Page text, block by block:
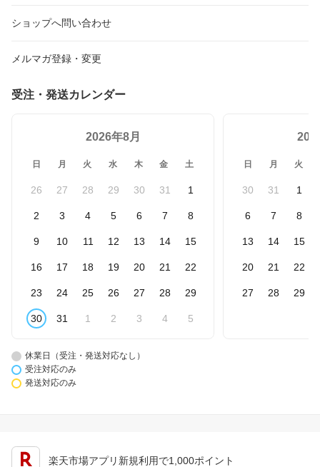
ショップへ問い合わせ
メルマガ登録・変更
受注・発送カレンダー
2026年8月
日 月 火 水 木 金 土
26 27 28 29 30 31 1
2 3 4 5 6 7 8
9 10 11 12 13 14 15
16 17 18 19 20 21 22
23 24 25 26 27 28 29
30 31 1 2 3 4 5
日 月 火
30 31 1
6 7 8
13 14 15
20 21 22
27 28 29
休業日（受注・発送対応なし）
受注対応のみ
発送対応のみ
楽天市場アプリ新規利用で1,000ポイント